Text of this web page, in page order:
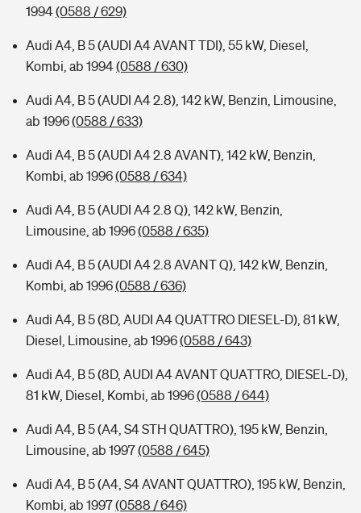
1994(0588 / 629)
Audi A4, B 5 (AUDI A4 AVANT TDI), 55 kW, Diesel,
Kombi, ab 1994(0588 / 630)
Audi A4, B 5 (AUDI A4 2.8), 142 kW, Benzin, Limousine,
ab 1996(0588 / 633)
Audi A4, B 5 (AUDI A4 2.8 AVANT), 142 kW, Benzin,
Kombi, ab 1996(0588 / 634)
Audi A4, B 5 (AUDI A4 2.8 Q), 142 kW, Benzin,
Limousine, ab 1996(0588 / 635)
Audi A4, B 5 (AUDI A4 2.8 AVANT Q), 142 kW, Benzin,
Kombi, ab 1996(0588 / 636)
Audi A4, B 5 (8D, AUDI A4 QUATTRO DIESEL-D), 81 kW,
Diesel, Limousine, ab 1996(0588 / 643)
Audi A4, B 5 (8D, AUDI A4 AVANT QUATTRO, DIESEL-D),
81 kW, Diesel, Kombi, ab 1996(0588 / 644)
Audi A4, B 5 (A4, S4 STH QUATTRO), 195 kW, Benzin,
Limousine, ab 1997(0588 / 645)
Audi A4, B 5 (A4, S4 AVANT QUATTRO), 195 kW, Benzin,
Kombi, ab 1997(0588 / 646)